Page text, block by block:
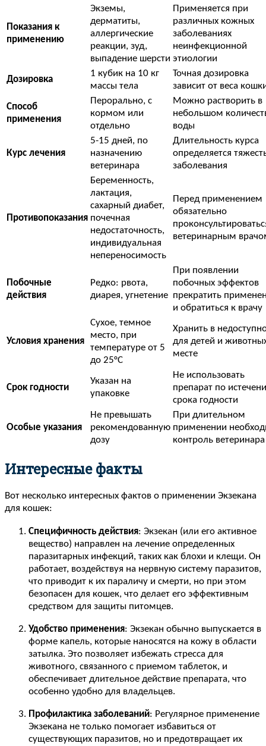
Показания к
применению
Экземы,
дерматиты,
аллергические
реакции, зуд,
выпадение шерсти
Применяется при
различных кожных
заболеваниях
неинфекционной
этиологии
Дозировка
1 кубик на 10 кг
массы тела
Точная дозировка
зависит от веса
Способ
применения
Перорально, с
кормом или
отдельно
Можно растворить в
небольшом
воды
Курс лечения
5-15 дней, по
назначению
ветеринара
Длительность курса
определяется
заболевания
Противопоказания
Беременность,
лактация,
сахарный диабет,
почечная
недостаточность,
индивидуальная
непереносимость
Перед применением
обязательно
ветеринарным
Побочные
действия
Редко: рвота,
диарея, угнетение
При появлении
побочных эффектов
прекратить
и обратиться к врачу
Условия хранения
Сухое, темное
место, при
температуре от 5
до 25°C
Хранить в
для детей и
месте
Срок годности
Указан на
упаковке
Не использовать
препарат по
срока годности
Особые указания
Не превышать
рекомендованную
дозу
При длительном
применении
контроль ветеринара
Интересные факты
Вот несколько интересных фактов о применении Экзекана
для кошек:
Специфичность действия: Экзекан (или его активное
вещество) направлен на лечение определенных
паразитарных инфекций, таких как блохи и клещи. Он
работает, воздействуя на нервную систему паразитов,
что приводит к их параличу и смерти, но при этом
безопасен для кошек, что делает его эффективным
средством для защиты питомцев.
Удобство применения: Экзекан обычно выпускается в
форме капель, которые наносятся на кожу в области
затылка. Это позволяет избежать стресса для
животного, связанного с приемом таблеток, и
обеспечивает длительное действие препарата, что
особенно удобно для владельцев.
Профилактика заболеваний: Регулярное применение
Экзекана не только помогает избавиться от
существующих паразитов, но и предотвращает их